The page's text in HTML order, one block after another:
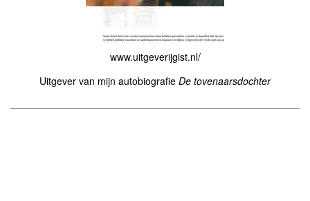
www.uitgeverijgist.nl/
Uitgever van mijn autobiografie De tovenaarsdochter